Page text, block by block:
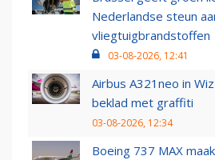
Nederlandse steun
vliegtuigbrandstoffen
03-08-2026, 12:41
Airbus A321neo in
beklad met graffiti
03-08-2026, 12:34
Boeing 737 MAX